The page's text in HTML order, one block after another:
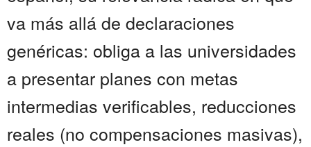
va más allá de declaraciones
genéricas: obliga a las universidades
a presentar planes con metas
intermedias verificables, reducciones
reales (no compensaciones masivas),